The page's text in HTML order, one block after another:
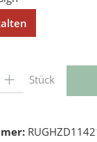
Gib den
Stück